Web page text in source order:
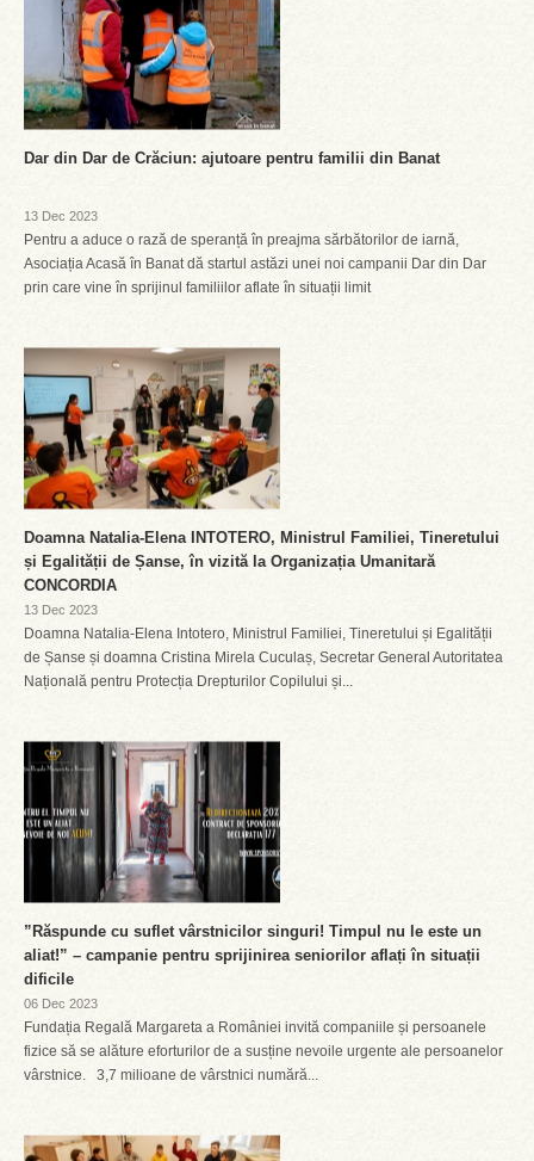
Dar din Dar de Crăciun: ajutoare pentru familii din Banat
13 Dec 2023
Pentru a aduce o rază de speranță în preajma sărbătorilor de iarnă,
Asociația Acasă în Banat dă startul astăzi unei noi campanii Dar din Dar
prin care vine în sprijinul familiilor aflate în situații limit
Doamna Natalia-Elena INTOTERO, Ministrul Familiei, Tineretului
și Egalității de Șanse, în vizită la Organizația Umanitară
CONCORDIA
13 Dec 2023
Doamna Natalia-Elena Intotero, Ministrul Familiei, Tineretului și Egalității
de Șanse și doamna Cristina Mirela Cuculaș, Secretar General Autoritatea
Națională pentru Protecția Drepturilor Copilului și...
”Răspunde cu suflet vârstnicilor singuri! Timpul nu le este un
aliat!” – campanie pentru sprijinirea seniorilor aflați în situații
dificile
06 Dec 2023
Fundația Regală Margareta a României invită companiile și persoanele
fizice să se alăture eforturilor de a susține nevoile urgente ale persoanelor
vârstnice. 3,7 milioane de vârstnici numără...